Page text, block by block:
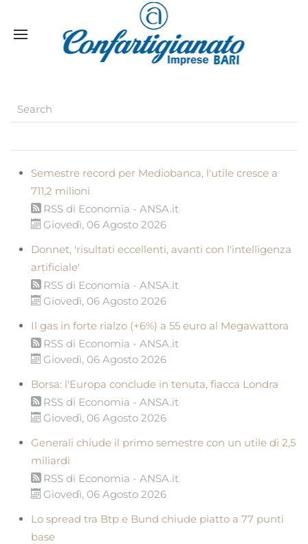
Semestre record per Mediobanca, l'utile cresce a
711,2 milioni
RSS di Economia - ANSA.it
Giovedì, 06 Agosto 2026
Donnet, 'risultati eccellenti, avanti con l'intelligenza
artificiale'
RSS di Economia - ANSA.it
Giovedì, 06 Agosto 2026
Il gas in forte rialzo (+6%) a 55 euro al Megawattora
RSS di Economia - ANSA.it
Giovedì, 06 Agosto 2026
Borsa: l'Europa conclude in tenuta, fiacca Londra
RSS di Economia - ANSA.it
Giovedì, 06 Agosto 2026
Generali chiude il primo semestre con un utile di 2,5
miliardi
RSS di Economia - ANSA.it
Giovedì, 06 Agosto 2026
Lo spread tra Btp e Bund chiude piatto a 77 punti
base